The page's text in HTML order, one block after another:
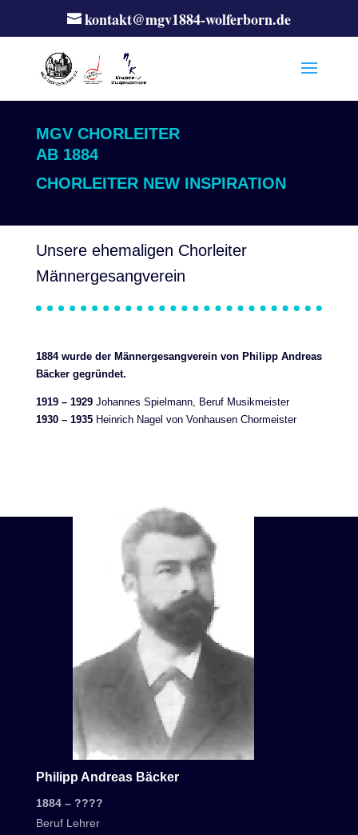
kontakt@mgv1884-wolferborn.de
MGV CHORLEITER
AB 1884
CHORLEITER NEW INSPIRATION
Unsere ehemaligen Chorleiter
Männergesangverein
1884 wurde der Männergesangverein von Philipp Andreas
Bäcker gegründet.
1919 – 1929Johannes Spielmann, Beruf Musikmeister
1930 – 1935Heinrich Nagel von Vonhausen Chormeister
Philipp Andreas Bäcker
1884 – ????
Beruf Lehrer